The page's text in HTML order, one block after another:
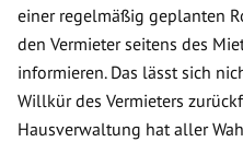
einer regelmäßig geplanten
den Vermieter seitens des
informieren. Das lässt sich
Willkür des Vermieters
Hausverwaltung hat aller